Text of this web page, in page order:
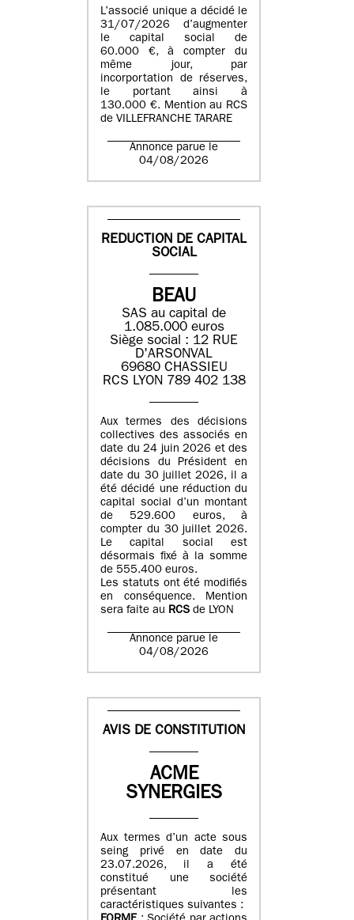
L’associé unique a décidé le
31/07/2026 d’augmenter
le capital social de
60.000 €, à compter du
même jour, par
incorportation de réserves,
le portant ainsi à
130.000 €. Mention au RCS
de VILLEFRANCHE TARARE
Annonce parue le
04/08/2026
REDUCTION DE CAPITAL
SOCIAL
BEAU
SAS au capital de
1.085.000 euros
Siège social : 12 RUE
D'ARSONVAL
69680 CHASSIEU
RCS LYON 789 402 138
Aux termes des décisions
collectives des associés en
date du 24 juin 2026 et des
décisions du Président en
date du 30 juillet 2026, il a
été décidé une réduction du
capital social d’un montant
de 529.600 euros, à
compter du 30 juillet 2026.
Le capital social est
désormais fixé à la somme
de 555.400 euros.
Les statuts ont été modifiés
en conséquence. Mention
sera faite au RCS de LYON
Annonce parue le
04/08/2026
AVIS DE CONSTITUTION
ACME
SYNERGIES
Aux termes d’un acte sous
seing privé en date du
23.07.2026, il a été
constitué une société
présentant les
caractéristiques suivantes :